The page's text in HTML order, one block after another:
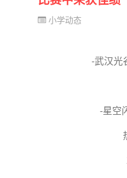
小学动态
-武汉光
-星空